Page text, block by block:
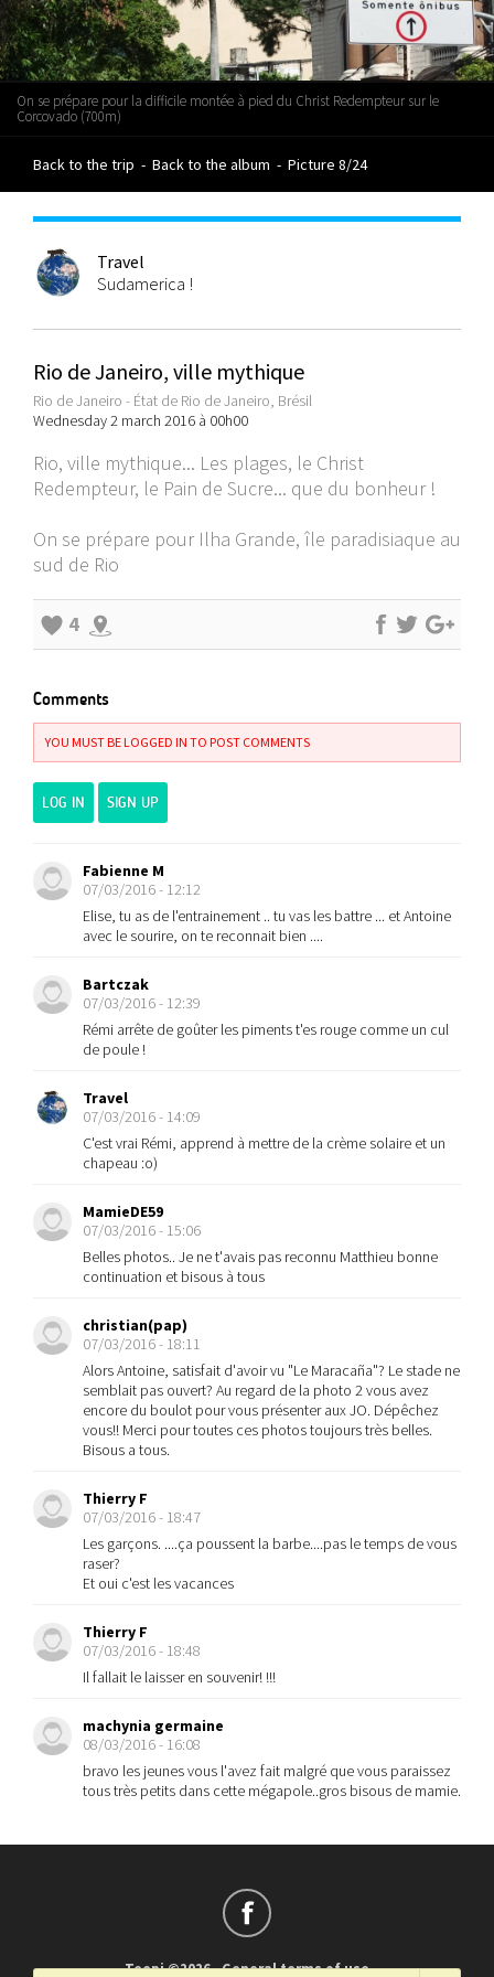
On se prépare pour la difficile montée à pied du Christ Redempteur sur le
Corcovado (700m)
Back to the trip - Back to the album - Picture 8/24
Travel
Sudamerica !
Rio de Janeiro, ville mythique
Rio de Janeiro - État de Rio de Janeiro, Brésil
Wednesday 2 march 2016 à 00h00
Rio, ville mythique... Les plages, le Christ
Redempteur, le Pain de Sucre... que du bonheur !
On se prépare pour Ilha Grande, île paradisiaque au
sud de Rio
4
Comments
YOU MUST BE LOGGED IN TO POST COMMENTS
LOG IN SIGN UP
Fabienne M
07/03/2016 - 12:12
Elise, tu as de l'entrainement .. tu vas les battre ... et Antoine
avec le sourire, on te reconnait bien ....
Bartczak
07/03/2016 - 12:39
Rémi arrête de goûter les piments t'es rouge comme un cul
de poule !
Travel
07/03/2016 - 14:09
C'est vrai Rémi, apprend à mettre de la crème solaire et un
chapeau :o)
MamieDE59
07/03/2016 - 15:06
Belles photos.. Je ne t'avais pas reconnu Matthieu bonne
continuation et bisous à tous
christian(pap)
07/03/2016 - 18:11
Alors Antoine, satisfait d'avoir vu "Le Maracaña"? Le stade ne
semblait pas ouvert? Au regard de la photo 2 vous avez
encore du boulot pour vous présenter aux JO. Dépêchez
vous!! Merci pour toutes ces photos toujours très belles.
Bisous a tous.
Thierry F
07/03/2016 - 18:47
Les garçons. ....ça poussent la barbe....pas le temps de vous
raser?
Et oui c'est les vacances
Thierry F
07/03/2016 - 18:48
Il fallait le laisser en souvenir! !!!
machynia germaine
08/03/2016 - 16:08
bravo les jeunes vous l'avez fait malgré que vous paraissez
tous très petits dans cette mégapole..gros bisous de mamie.
Teepi ©2026-General terms of use